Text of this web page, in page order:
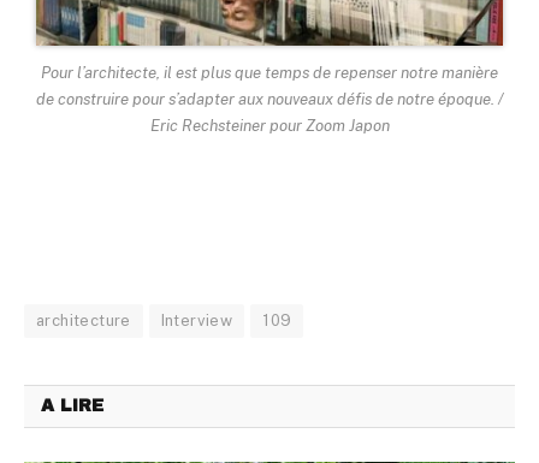
Pour l’architecte, il est plus que temps de repenser notre manière
de construire pour s’adapter aux nouveaux défis de notre époque. /
Eric Rechsteiner pour Zoom Japon
architecture Interview 109
A LIRE